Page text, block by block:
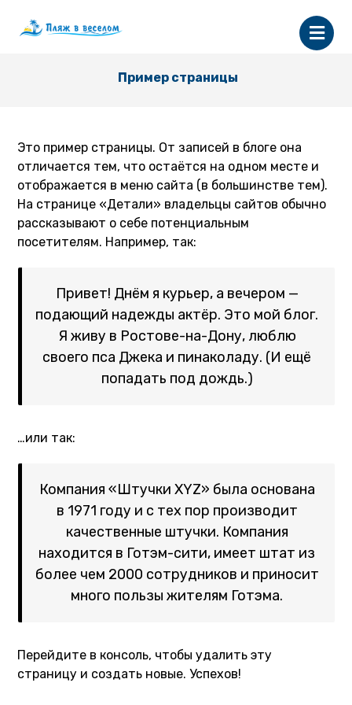
Пример страницы
Это пример страницы. От записей в блоге она
отличается тем, что остаётся на одном месте и
отображается в меню сайта (в большинстве тем).
На странице «Детали» владельцы сайтов обычно
рассказывают о себе потенциальным
посетителям. Например, так:
Привет! Днём я курьер, а вечером —
подающий надежды актёр. Это мой блог.
Я живу в Ростове-на-Дону, люблю
своего пса Джека и пинаколаду. (И ещё
попадать под дождь.)
…или так:
Компания «Штучки XYZ» была основана
в 1971 году и с тех пор производит
качественные штучки. Компания
находится в Готэм-сити, имеет штат из
более чем 2000 сотрудников и приносит
много пользы жителям Готэма.
Перейдите в консоль, чтобы удалить эту
страницу и создать новые. Успехов!